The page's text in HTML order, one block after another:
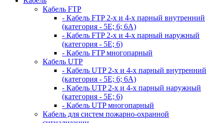
Кабель FTP
- Кабель FTP 2-х и 4-х парный внутренний
(категория - 5Е; 6; 6А)
- Кабель FTP 2-х и 4-х парный наружный
(категория - 5Е; 6)
- Кабель FTP многопарный
Кабель UTP
- Кабель UTP 2-х и 4-х парный внутренний
(категория - 5Е; 6; 6А)
- Кабель UTP 2-х и 4-х парный наружный
(категория - 5Е; 6)
- Кабель UTP многопарный
Кабель для систем пожарно-охранной